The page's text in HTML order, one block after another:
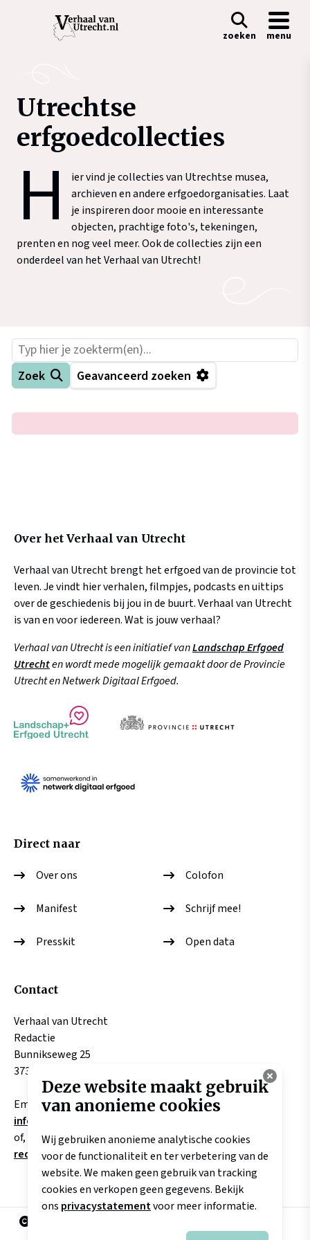
zoeken menu
Utrechtse
erfgoedcollecties
H
ier vind je collecties van Utrechtse musea,
archieven en andere erfgoedorganisaties. Laat
je inspireren door mooie en interessante
objecten, prachtige foto's, tekeningen,
prenten en nog veel meer. Ook de collecties zijn een
onderdeel van het Verhaal van Utrecht!
Zoek Geavanceerd zoeken
Over het Verhaal van Utrecht
Verhaal van Utrecht brengt het erfgoed van de provincie tot
leven. Je vindt hier verhalen, filmpjes, podcasts en uittips
over de geschiedenis bij jou in de buurt. Verhaal van Utrecht
is van en voor iedereen. Wat is jouw verhaal?
Verhaal van Utrecht is een initiatief vanLandschap Erfgoed
Utrechten wordt mede mogelijk gemaakt door de Provincie
Utrecht en Netwerk Digitaal Erfgoed.
Direct naar
Over ons Colofon
Manifest Schrijf mee!
Presskit Open data
Contact
Verhaal van Utrecht
Redactie
Bunnikseweg 25
3732 HV DE BILT
Email:
info@verhaalvanutrecht.nl
of, aangaande verhalen
redactie@verhaalvanutrecht.nl
Deze website maakt gebruik
van anonieme cookies
Wij gebruiken anonieme analytische cookies
voor de functionaliteit en ter verbetering van de
website. We maken geen gebruik van tracking
cookies en verkopen geen gegevens. Bekijk
ons privacystatementvoor meer informatie.